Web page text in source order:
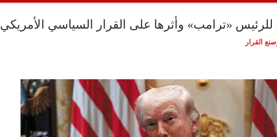
للرئيس «ترامب» وأثرها على القرار السياسي الأمريكي
القرار